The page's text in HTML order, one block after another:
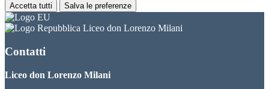
Accetta tutti Salva le preferenze
Liceo don Lorenzo Milani
Contatti
Liceo don Lorenzo Milani